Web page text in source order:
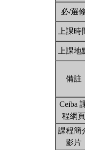
必/選
上課時
上課地
備註
Ceiba
程網頁
課程簡
影片